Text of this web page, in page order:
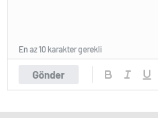
Gönder
En az 10 karakter gerekli